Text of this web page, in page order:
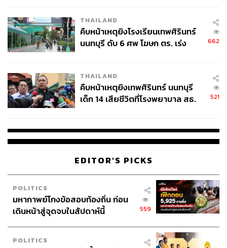
THAILAND
คืบหน้าเหตุยิงโรงเรียนเทพศิรินทร์
นนทบุรี ดับ 6 ศพ โฆษก ตร. เร่ง
662
THAILAND
คืบหน้าเหตุยิงเทพศิรินทร์ นนทบุรี
เด็ก 14 เสียชีวิตที่โรงพยาบาล สธ.
521
EDITOR'S PICKS
POLITICS
มหากาพย์โกงข้อสอบท้องถิ่น ก่อน
เดินหน้าสู่จุดจบในสัปดาห์นี้
559
POLITICS